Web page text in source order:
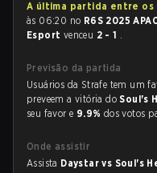
A última partida entre os
às 06:20 no R6S 2025
Esport venceu 2 - 1 .
Previsão da partida
Usuários da Strafe tem um
preveem a vitória doSoul's
seu favor e 9.9% dos votos
Onde assistir
Assista Daystar vs Soul's